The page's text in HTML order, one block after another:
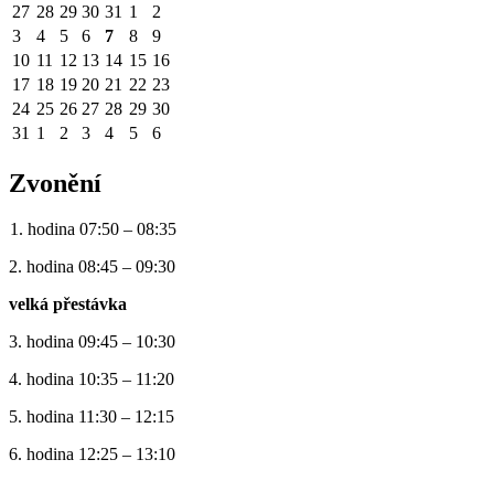
27 28 29 30 31 1
2
3
4 5 6 7 8
9
10 11 12 13 14 15 16
17 18 19 20 21 22 23
24 25 26 27 28 29 30
31 1 2 3 4 5 6
Zvonění
1. hodina 07:50 – 08:35
2. hodina 08:45 – 09:30
velká přestávka
3. hodina 09:45 – 10:30
4. hodina 10:35 – 11:20
5. hodina 11:30 – 12:15
6. hodina 12:25 – 13:10